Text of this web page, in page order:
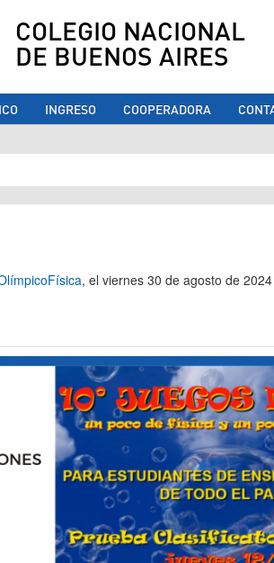
COLEGIO NACIONAL
DE BUENOS AIRES
INGRESO COOPERADORA
usted aquí
Física, el viernes 30 de agosto de 2024